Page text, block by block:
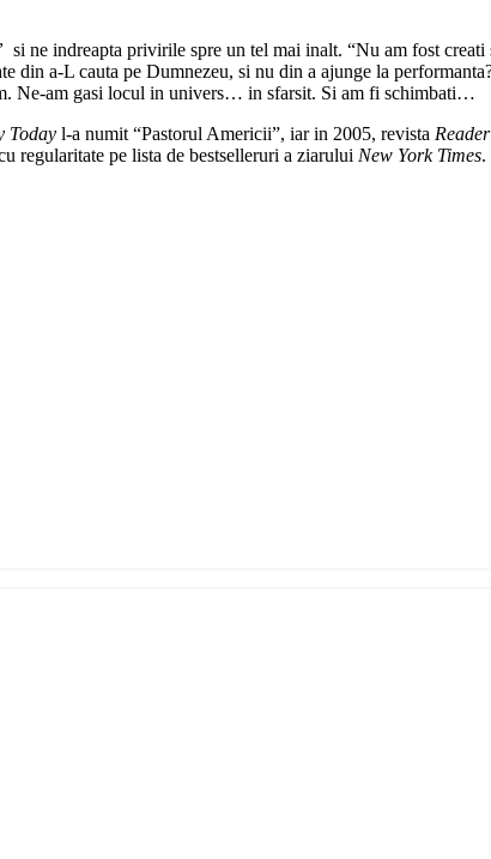
si ne indreapta privirile spre un tel mai inalt. “Nu am fost creati
din a-L cauta pe Dumnezeu, si nu din a ajunge la
Ne-am gasi locul in univers… in sfarsit. Si am fi schimbati…
Today l-a numit “Pastorul Americii”, iar in 2005, revista
regularitate pe lista de bestselleruri a ziarului New York Times.